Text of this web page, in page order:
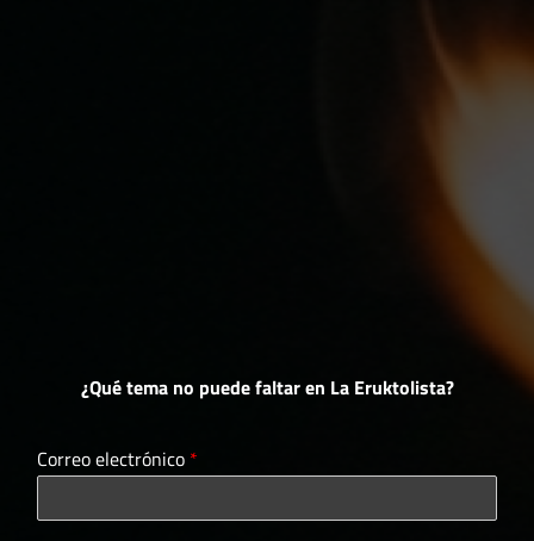
¿Qué tema no puede faltar en La Eruktolista?
Correo electrónico *